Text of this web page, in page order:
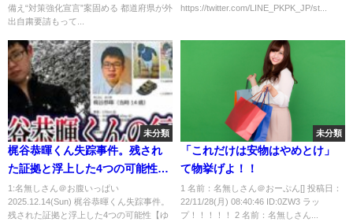
備え“対策強化宣言”案固める 都道府県が外
出自粛要請もって...
https://twitter.com/LINE_PKPK_JP/st...
未分類
梶谷恭暉くん失踪事件。残され
た証拠と浮上した4つの可能性
【ゆっくり解説】
1:名無しさん＠お腹いっぱい
2025.12.14(Sun) 梶谷恭暉くん失踪事件。
残された証拠と浮上した4つの可能性【ゆ
未分類
「これだけは安物はやめとけ」
て物挙げよ！！
1 名前：名無しさん＠おーぷん[] 投稿日：
22/11/28(月) 08:40:46 ID:0ZW3 ラッ
プ！！！！！ 2 名前：名無しさん...